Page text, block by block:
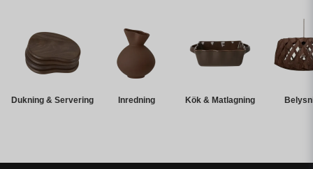
Dukning & Servering Inredning Kök & Matlagning